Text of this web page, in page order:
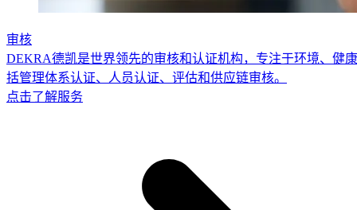
审核
DEKRA德凯是世界领先的审核和认证机构，专注于环境、健
括管理体系认证、人员认证、评估和供应链审核。
点击了解服务